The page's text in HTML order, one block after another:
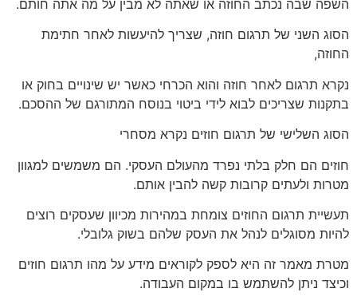
השפה שבה נכתב החוזה או שאתה לא מבין על מה אתה חותם.
הסוג השני של תרגום חוזה, שצריך להיעשות לאחר חתימת
החוזה,
נקרא תרגום לאחר חוזה והוא הכרחי כאשר יש שינויים בחוק או
בתקנות שצריכים לבוא לידי ביטוי בנוסח המתורגם של ההסכם.
הסוג השלישי של תרגום חוזים נקרא מסחרי
חוזים הם חלק בלתי נפרד מהעולם העסקי. הם משמשים למגוון
מטרות ולעתים קרובות קשה להבין אותם.
תעשיית תרגום החוזים צומחת במהירות מכיוון שעסקים רוצים
להיות מסוגלים לנהל את העסק שלהם בשוק גלובלי.
מטרת מאמר זה היא לספק לקוראים מידע על מהו תרגום חוזים
וכיצד ניתן להשתמש בו במקום העבודה.